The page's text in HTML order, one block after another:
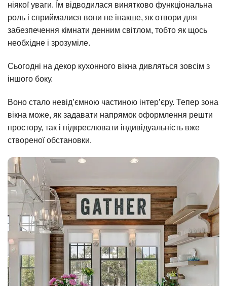
ніякої уваги. Їм відводилася винятково функціональна
роль і сприймалися вони не інакше, як отвори для
забезпечення кімнати денним світлом, тобто як щось
необхідне і зрозуміле.
Сьогодні на декор кухонного вікна дивляться зовсім з
іншого боку.
Воно стало невід’ємною частиною інтер’єру. Тепер зона
вікна може, як задавати напрямок оформлення решти
простору, так і підкреслювати індивідуальність вже
створеної обстановки.